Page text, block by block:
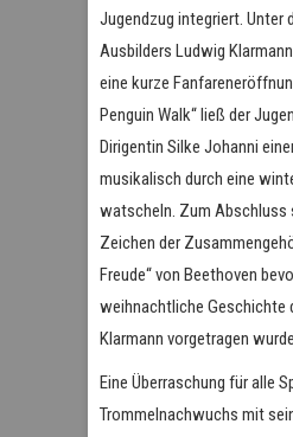
Jugendzug integriert. Unter
Ausbilders Ludwig
eine kurze
Penguin Walk“ ließ der
Dirigentin Silke Johanni
musikalisch durch eine
watscheln. Zum Abschluss
Zeichen der
Freude“ von Beethoven
weihnachtliche Geschichte
Klarmann vorgetragen
Eine Überraschung für alle
Trommelnachwuchs mit